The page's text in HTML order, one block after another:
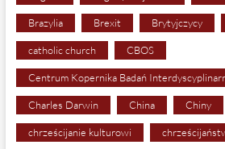
Brazylia Brexit Brytyjczycy
catholic church CBOS
Centrum Kopernika Badań
Charles Darwin China Chiny
chrześcijanie kulturowi